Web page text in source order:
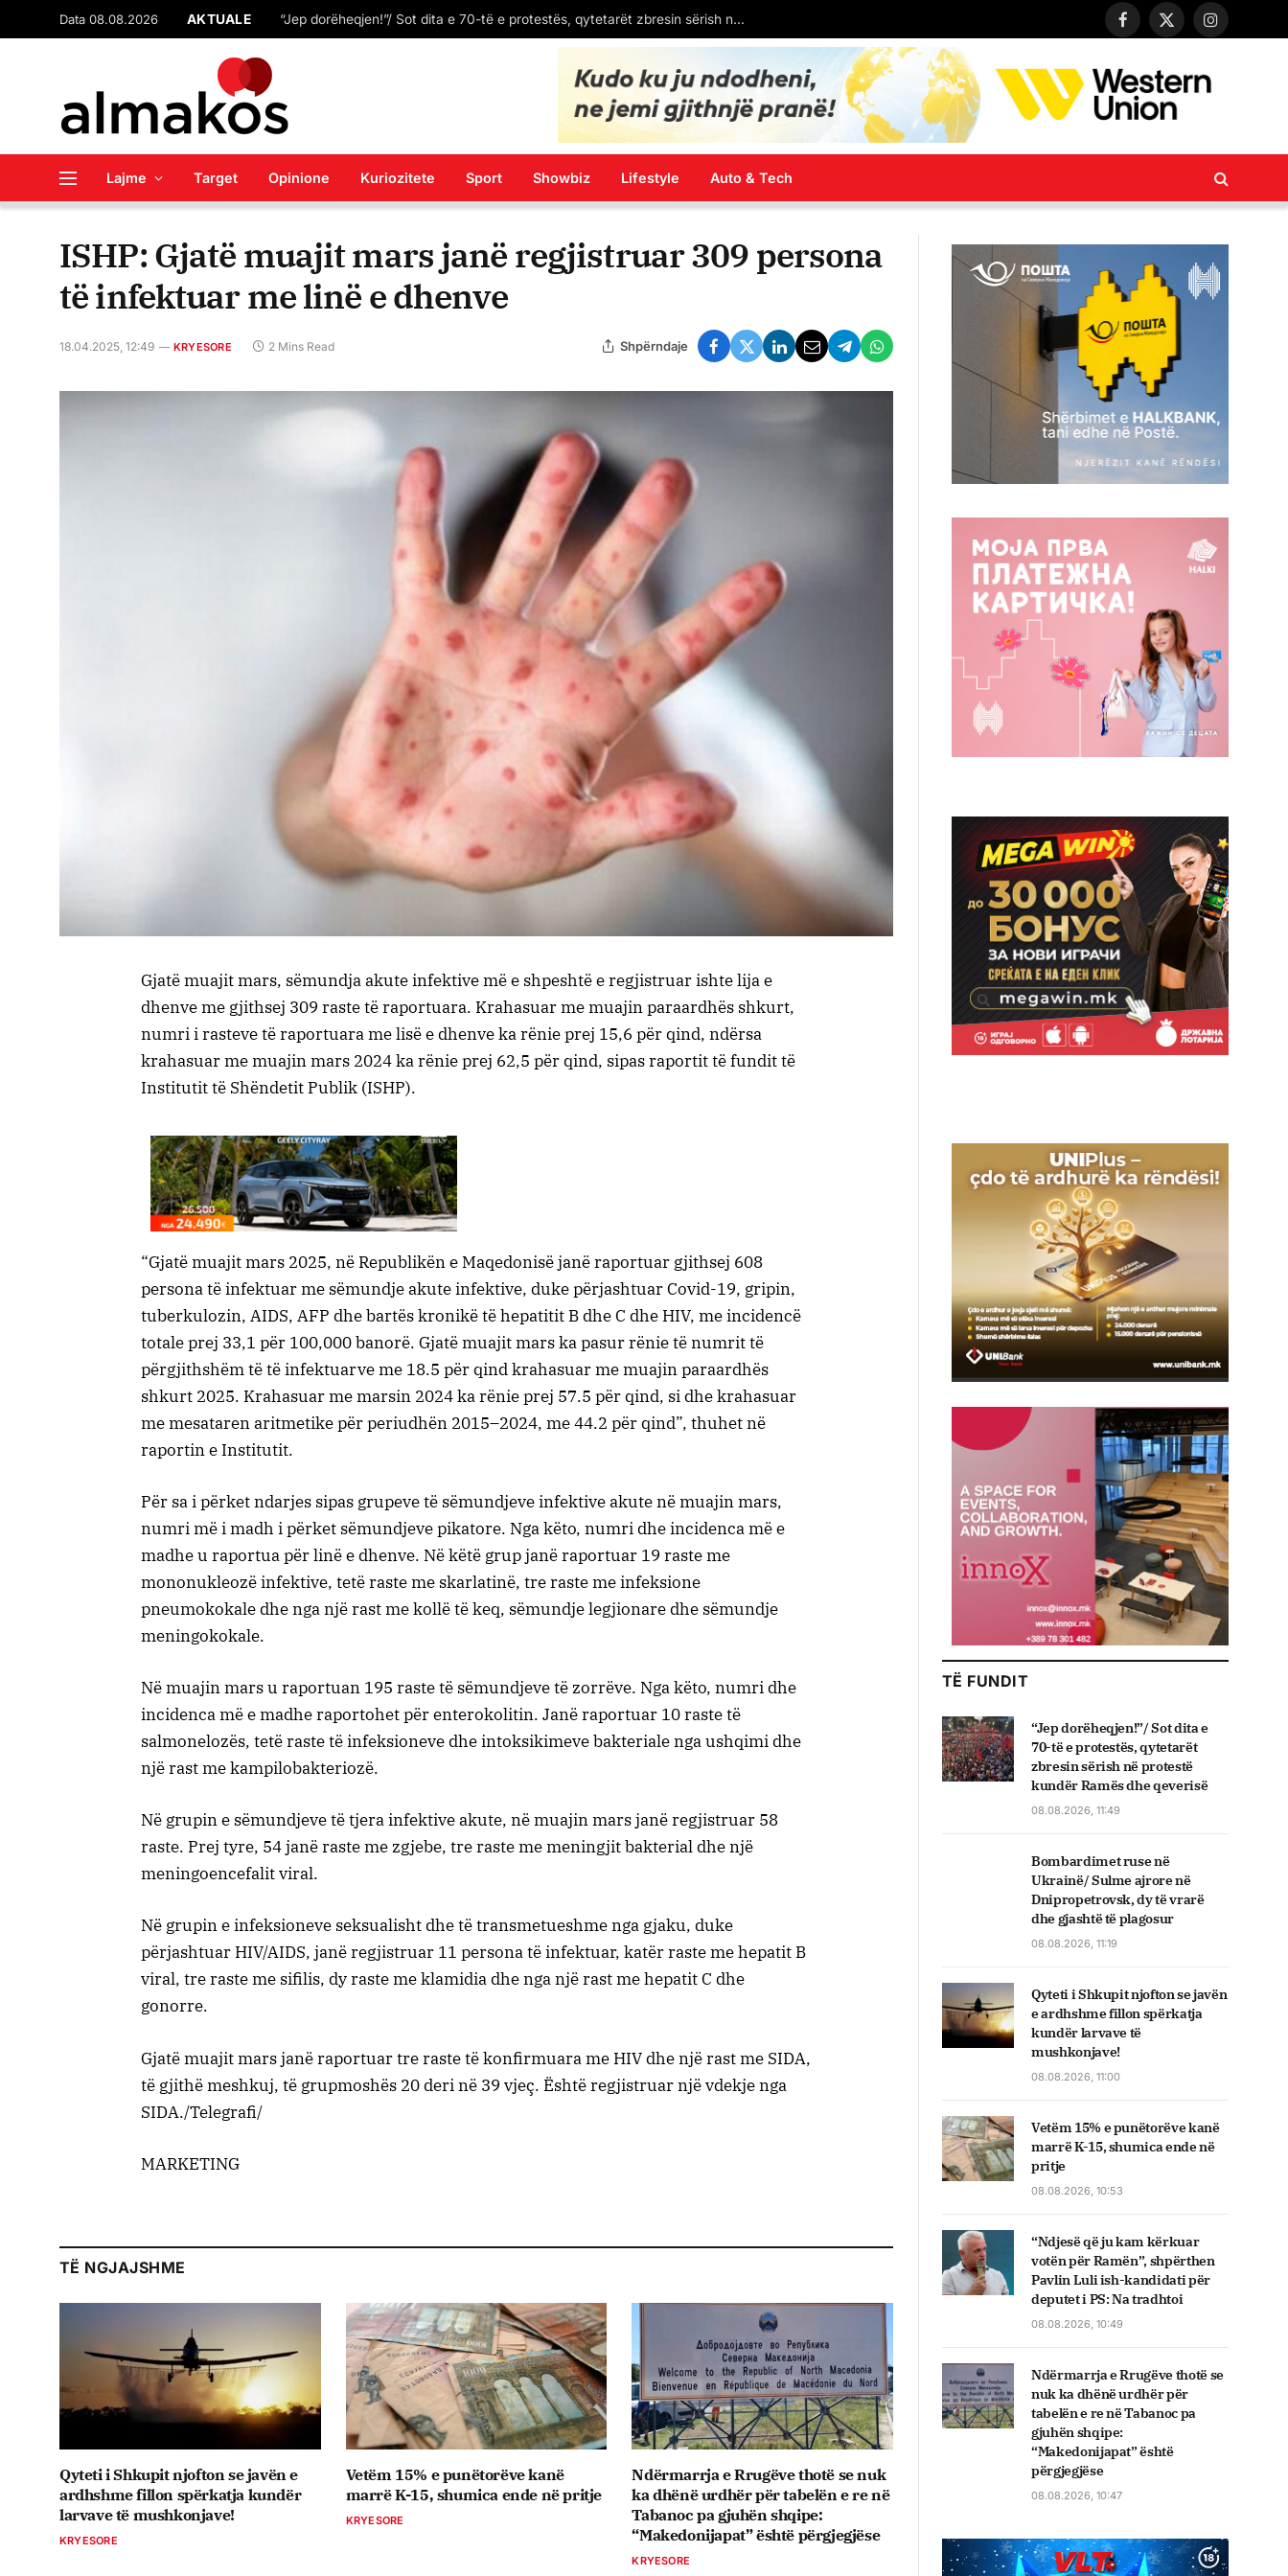
Data 08.08.2026 AKTUALE Bombardimet ruse në Ukrainë/ Sulme ajrore në Dnipropetrovsk, dy të vrarë dhe gjashtë të plagosur
Facebook
X
Instagram
Lajme Target Opinione Kuriozitete Sport Showbiz Lifestyle Auto & Tech
ISHP: Gjatë muajit mars janë regjistruar 309 persona
të infektuar me linë e dhenve
18.04.2025, 12:49 KRYESORE 2 Mins Read Shpërndaje
Gjatë muajit mars, sëmundja akute infektive më e shpeshtë e regjistruar ishte lija e
dhenve me gjithsej 309 raste të raportuara. Krahasuar me muajin paraardhës shkurt,
numri i rasteve të raportuara me lisë e dhenve ka rënie prej 15,6 për qind, ndërsa
krahasuar me muajin mars 2024 ka rënie prej 62,5 për qind, sipas raportit të fundit të
Institutit të Shëndetit Publik (ISHP).
“Gjatë muajit mars 2025, në Republikën e Maqedonisë janë raportuar gjithsej 608
persona të infektuar me sëmundje akute infektive, duke përjashtuar Covid-19, gripin,
tuberkulozin, AIDS, AFP dhe bartës kronikë të hepatitit B dhe C dhe HIV, me incidencë
totale prej 33,1 për 100,000 banorë. Gjatë muajit mars ka pasur rënie të numrit të
përgjithshëm të të infektuarve me 18.5 për qind krahasuar me muajin paraardhës
shkurt 2025. Krahasuar me marsin 2024 ka rënie prej 57.5 për qind, si dhe krahasuar
me mesataren aritmetike për periudhën 2015–2024, me 44.2 për qind”, thuhet në
raportin e Institutit.
Për sa i përket ndarjes sipas grupeve të sëmundjeve infektive akute në muajin mars,
numri më i madh i përket sëmundjeve pikatore. Nga këto, numri dhe incidenca më e
madhe u raportua për linë e dhenve. Në këtë grup janë raportuar 19 raste me
mononukleozë infektive, tetë raste me skarlatinë, tre raste me infeksione
pneumokokale dhe nga një rast me kollë të keq, sëmundje legjionare dhe sëmundje
meningokokale.
Në muajin mars u raportuan 195 raste të sëmundjeve të zorrëve. Nga këto, numri dhe
incidenca më e madhe raportohet për enterokolitin. Janë raportuar 10 raste të
salmonelozës, tetë raste të infeksioneve dhe intoksikimeve bakteriale nga ushqimi dhe
një rast me kampilobakteriozë.
Në grupin e sëmundjeve të tjera infektive akute, në muajin mars janë regjistruar 58
raste. Prej tyre, 54 janë raste me zgjebe, tre raste me meningjit bakterial dhe një
meningoencefalit viral.
Në grupin e infeksioneve seksualisht dhe të transmetueshme nga gjaku, duke
përjashtuar HIV/AIDS, janë regjistruar 11 persona të infektuar, katër raste me hepatit B
viral, tre raste me sifilis, dy raste me klamidia dhe nga një rast me hepatit C dhe
gonorre.
Gjatë muajit mars janë raportuar tre raste të konfirmuara me HIV dhe një rast me SIDA,
të gjithë meshkuj, të grupmoshës 20 deri në 39 vjeç. Është regjistruar një vdekje nga
SIDA./Telegrafi/
MARKETING
TË NGJAJSHME
Qyteti i Shkupit njofton se javën e
ardhshme fillon spërkatja kundër
larvave të mushkonjave!
KRYESORE
Vetëm 15% e punëtorëve kanë
marrë K-15, shumica ende në pritje
KRYESORE
Ndërmarrja e Rrugëve thotë se nuk
ka dhënë urdhër për tabelën e re në
Tabanoc pa gjuhën shqipe:
“Makedonijapat” është përgjegjëse
KRYESORE
TË FUNDIT
“Jep dorëheqjen!”/ Sot dita e
70-të e protestës, qytetarët
zbresin sërish në protestë
kundër Ramës dhe qeverisë
08.08.2026, 11:49
Bombardimet ruse në
Ukrainë/ Sulme ajrore në
Dnipropetrovsk, dy të vrarë
dhe gjashtë të plagosur
08.08.2026, 11:19
Qyteti i Shkupit njofton se javën
e ardhshme fillon spërkatja
kundër larvave të
mushkonjave!
08.08.2026, 11:00
Vetëm 15% e punëtorëve kanë
marrë K-15, shumica ende në
pritje
08.08.2026, 10:53
“Ndjesë që ju kam kërkuar
votën për Ramën”, shpërthen
Pavlin Luli ish-kandidati për
deputet i PS: Na tradhtoi
08.08.2026, 10:49
Ndërmarrja e Rrugëve thotë se
nuk ka dhënë urdhër për
tabelën e re në Tabanoc pa
gjuhën shqipe:
“Makedonijapat” është
përgjegjëse
08.08.2026, 10:47